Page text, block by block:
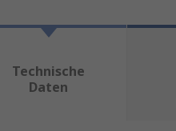
Technische
Daten